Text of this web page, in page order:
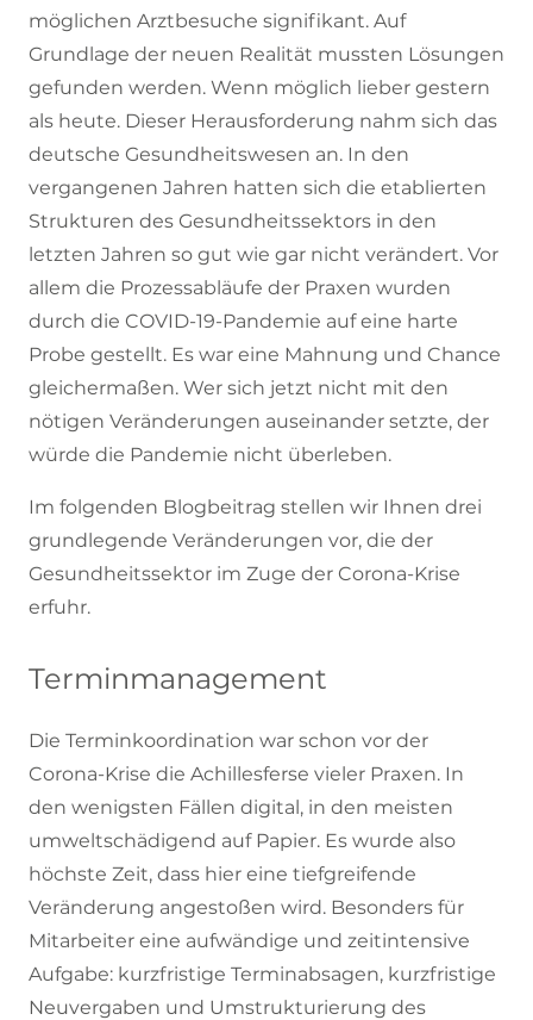
möglichen Arztbesuche signifikant. Auf
Grundlage der neuen Realität mussten Lösungen
gefunden werden. Wenn möglich lieber gestern
als heute. Dieser Herausforderung nahm sich das
deutsche Gesundheitswesen an. In den
vergangenen Jahren hatten sich die etablierten
Strukturen des Gesundheitssektors in den
letzten Jahren so gut wie gar nicht verändert. Vor
allem die Prozessabläufe der Praxen wurden
durch die COVID-19-Pandemie auf eine harte
Probe gestellt. Es war eine Mahnung und Chance
gleichermaßen. Wer sich jetzt nicht mit den
nötigen Veränderungen auseinander setzte, der
würde die Pandemie nicht überleben.
Im folgenden Blogbeitrag stellen wir Ihnen drei
grundlegende Veränderungen vor, die der
Gesundheitssektor im Zuge der Corona-Krise
erfuhr.
Terminmanagement
Die Terminkoordination war schon vor der
Corona-Krise die Achillesferse vieler Praxen. In
den wenigsten Fällen digital, in den meisten
umweltschädigend auf Papier. Es wurde also
höchste Zeit, dass hier eine tiefgreifende
Veränderung angestoßen wird. Besonders für
Mitarbeiter eine aufwändige und zeitintensive
Aufgabe: kurzfristige Terminabsagen, kurzfristige
Neuvergaben und Umstrukturierung des